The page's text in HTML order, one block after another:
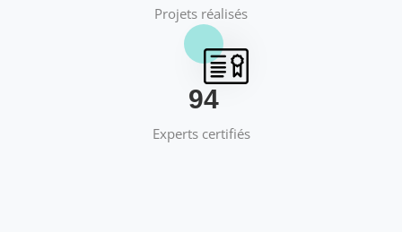
Projets réalisés
95
Experts certifiés